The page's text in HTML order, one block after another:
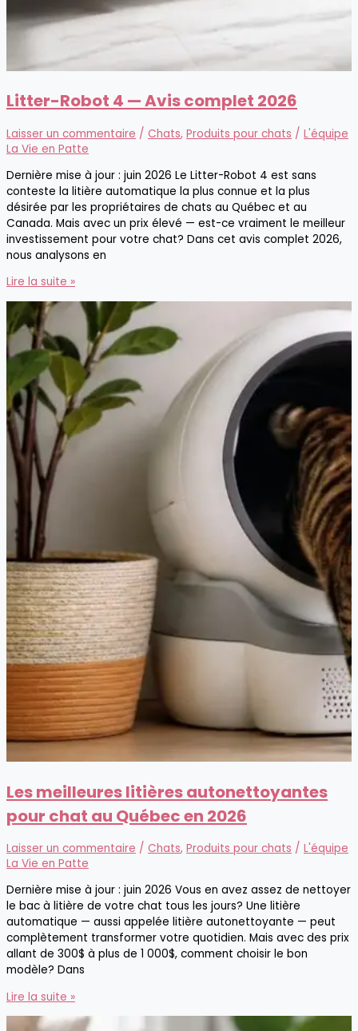
Litter-Robot 4 — Avis complet 2026
Laisser un commentaire / Chats, Produits pour chats / L'équipe
La Vie en Patte
Dernière mise à jour : juin 2026 Le Litter-Robot 4 est sans
conteste la litière automatique la plus connue et la plus
désirée par les propriétaires de chats au Québec et au
Canada. Mais avec un prix élevé — est-ce vraiment le meilleur
investissement pour votre chat? Dans cet avis complet 2026,
nous analysons en
Litter-
—
Avis
complet
2026
Lire la suite »
Les meilleures litières autonettoyantes
pour chat au Québec en 2026
Laisser un commentaire / Chats, Produits pour chats / L'équipe
La Vie en Patte
Dernière mise à jour : juin 2026 Vous en avez assez de nettoyer
le bac à litière de votre chat tous les jours? Une litière
automatique — aussi appelée litière autonettoyante — peut
complètement transformer votre quotidien. Mais avec des prix
allant de 300$ à plus de 1 000$, comment choisir le bon
modèle? Dans
Les
litières
Lire la suite »